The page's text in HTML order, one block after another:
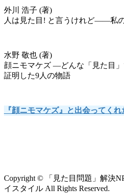
外川 浩子 (著)
人は見た目! と言うけれど――私
水野 敬也 (著)
顔ニモマケズ ―どんな「見た目
証明した9人の物語
『顔ニモマケズ』と出会ってく
Copyright © 「見た目問題」解決
イスタイル All Rights Reserved.